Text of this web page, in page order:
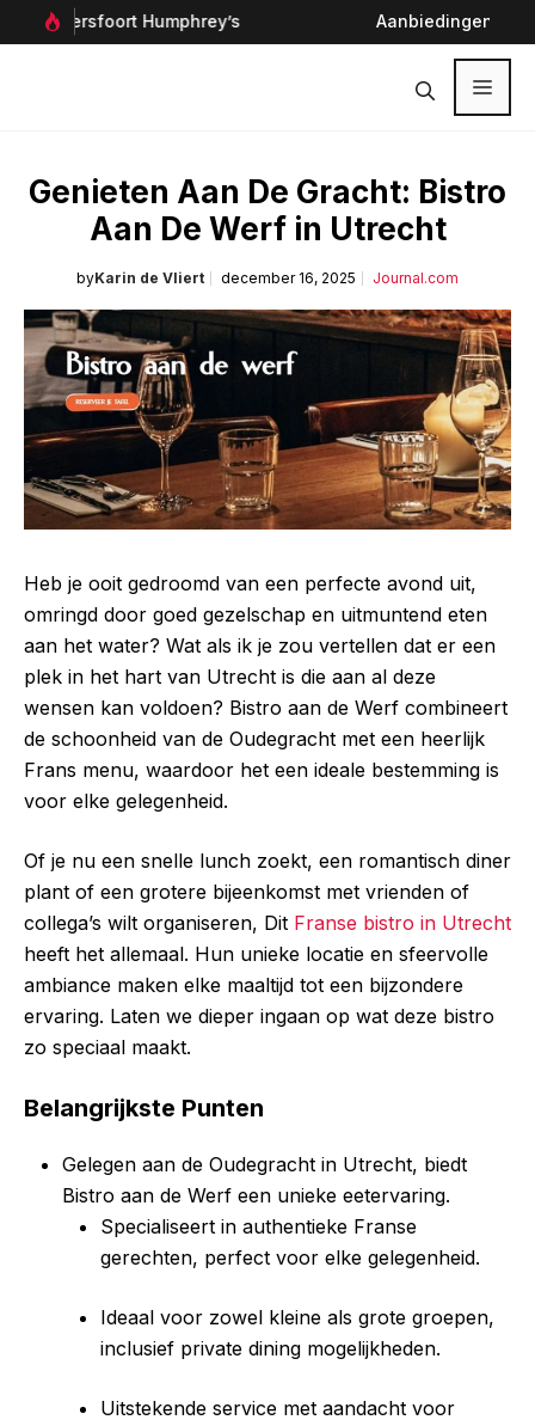
naar
Aanbiedingen bij Mailaanbiedingen
Genieten Aan De Gracht: Bistro
Aan De Werf in Utrecht
byKarin de Vliert december 16, 2025 Journal.com
Heb je ooit gedroomd van een perfecte avond uit,
omringd door goed gezelschap en uitmuntend eten
aan het water? Wat als ik je zou vertellen dat er een
plek in het hart van Utrecht is die aan al deze
wensen kan voldoen? Bistro aan de Werf combineert
de schoonheid van de Oudegracht met een heerlijk
Frans menu, waardoor het een ideale bestemming is
voor elke gelegenheid.
Of je nu een snelle lunch zoekt, een romantisch diner
plant of een grotere bijeenkomst met vrienden of
collega’s wilt organiseren, Dit Franse bistro in Utrecht
heeft het allemaal. Hun unieke locatie en sfeervolle
ambiance maken elke maaltijd tot een bijzondere
ervaring. Laten we dieper ingaan op wat deze bistro
zo speciaal maakt.
Belangrijkste Punten
Gelegen aan de Oudegracht in Utrecht, biedt
Bistro aan de Werf een unieke eetervaring.
Specialiseert in authentieke Franse
gerechten, perfect voor elke gelegenheid.
Ideaal voor zowel kleine als grote groepen,
inclusief private dining mogelijkheden.
Uitstekende service met aandacht voor